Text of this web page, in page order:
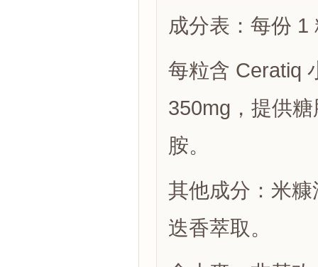
成分表：每份 1
每粒含 Ceratiq
350mg，提供
胺。
其他成分：米
迭香萃取。